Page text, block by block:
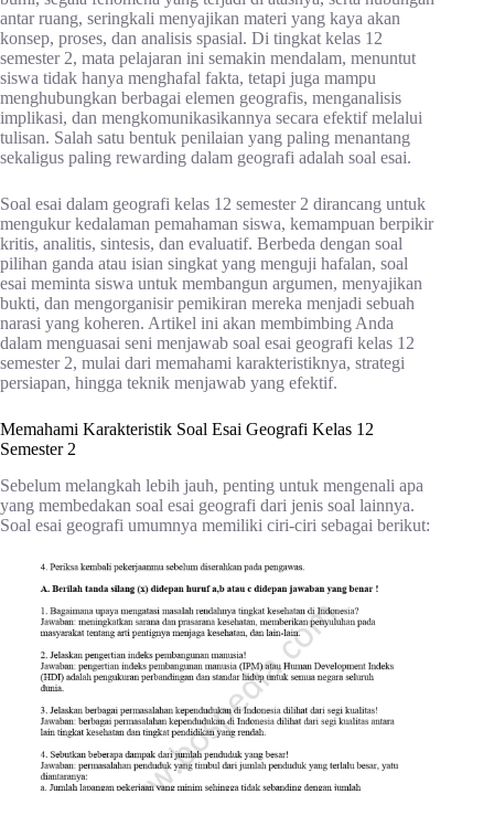
antar ruang, seringkali menyajikan materi yang kaya akan
konsep, proses, dan analisis spasial. Di tingkat kelas 12
semester 2, mata pelajaran ini semakin mendalam, menuntut
siswa tidak hanya menghafal fakta, tetapi juga mampu
menghubungkan berbagai elemen geografis, menganalisis
implikasi, dan mengkomunikasikannya secara efektif melalui
tulisan. Salah satu bentuk penilaian yang paling menantang
sekaligus paling rewarding dalam geografi adalah soal esai.
Soal esai dalam geografi kelas 12 semester 2 dirancang untuk
mengukur kedalaman pemahaman siswa, kemampuan berpikir
kritis, analitis, sintesis, dan evaluatif. Berbeda dengan soal
pilihan ganda atau isian singkat yang menguji hafalan, soal
esai meminta siswa untuk membangun argumen, menyajikan
bukti, dan mengorganisir pemikiran mereka menjadi sebuah
narasi yang koheren. Artikel ini akan membimbing Anda
dalam menguasai seni menjawab soal esai geografi kelas 12
semester 2, mulai dari memahami karakteristiknya, strategi
persiapan, hingga teknik menjawab yang efektif.
Memahami Karakteristik Soal Esai Geografi Kelas 12
Semester 2
Sebelum melangkah lebih jauh, penting untuk mengenali apa
yang membedakan soal esai geografi dari jenis soal lainnya.
Soal esai geografi umumnya memiliki ciri-ciri sebagai berikut: